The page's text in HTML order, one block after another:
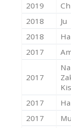
2019
2018
Ju
2018
2017
2017
2017
2017